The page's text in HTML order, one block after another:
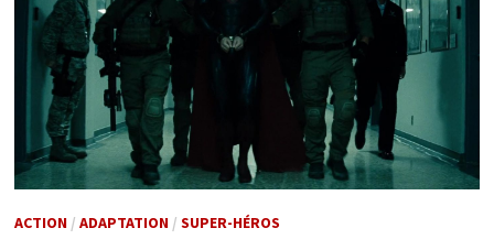
ACTION/ ADAPTATION/ SUPER-HÉROS